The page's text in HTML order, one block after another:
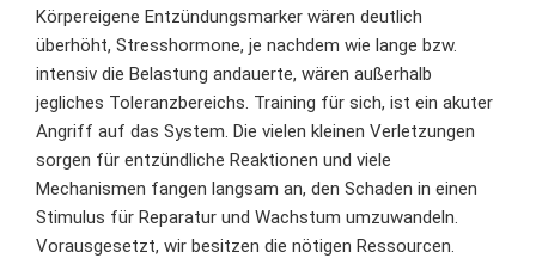
Körpereigene Entzündungsmarker wären deutlich
überhöht, Stresshormone, je nachdem wie lange bzw.
intensiv die Belastung andauerte, wären außerhalb
jegliches Toleranzbereichs. Training für sich, ist ein akuter
Angriff auf das System. Die vielen kleinen Verletzungen
sorgen für entzündliche Reaktionen und viele
Mechanismen fangen langsam an, den Schaden in einen
Stimulus für Reparatur und Wachstum umzuwandeln.
Vorausgesetzt, wir besitzen die nötigen Ressourcen.